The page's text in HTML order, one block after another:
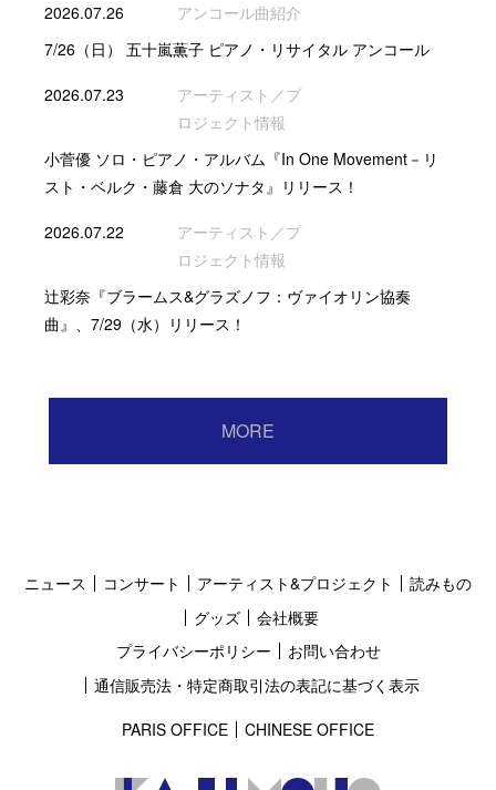
2026.07.26
アンコール曲紹介
7/26（日） 五十嵐薫子 ピアノ・リサイタル アンコール
2026.07.23
アーティスト／プ
ロジェクト情報
小菅優 ソロ・ピアノ・アルバム『In One Movement－リ
スト・ベルク・藤倉 大のソナタ』リリース！
2026.07.22
アーティスト／プ
ロジェクト情報
辻彩奈『ブラームス&グラズノフ：ヴァイオリン協奏
曲』、7/29（水）リリース！
MORE
ニュース コンサート アーティスト&プロジェクト
読みもの
グッズ
会社概要
プライバシーポリシー
お問い合わせ
通信販売法・特定商取引法の表記に基づく表示
PARIS OFFICE
CHINESE OFFICE